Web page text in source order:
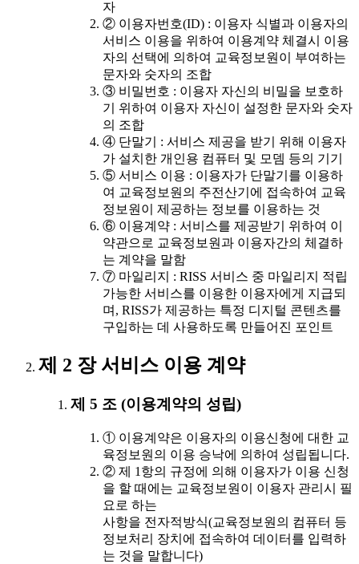
자
② 이용자번호(ID) : 이용자 식별과 이용자의
서비스 이용을 위하여 이용계약 체결시 이용
자의 선택에 의하여 교육정보원이 부여하는
문자와 숫자의 조합
③ 비밀번호 : 이용자 자신의 비밀을 보호하
기 위하여 이용자 자신이 설정한 문자와 숫자
의 조합
④ 단말기 : 서비스 제공을 받기 위해 이용자
가 설치한 개인용 컴퓨터 및 모뎀 등의 기기
⑤ 서비스 이용 : 이용자가 단말기를 이용하
여 교육정보원의 주전산기에 접속하여 교육
정보원이 제공하는 정보를 이용하는 것
⑥ 이용계약 : 서비스를 제공받기 위하여 이
약관으로 교육정보원과 이용자간의 체결하
는 계약을 말함
⑦ 마일리지 : RISS 서비스 중 마일리지 적립
가능한 서비스를 이용한 이용자에게 지급되
며, RISS가 제공하는 특정 디지털 콘텐츠를
구입하는 데 사용하도록 만들어진 포인트
제 2 장 서비스 이용 계약
제 5 조 (이용계약의 성립)
① 이용계약은 이용자의 이용신청에 대한 교
육정보원의 이용 승낙에 의하여 성립됩니다.
② 제 1항의 규정에 의해 이용자가 이용 신청
을 할 때에는 교육정보원이 이용자 관리시 필
요로 하는
사항을 전자적방식(교육정보원의 컴퓨터 등
정보처리 장치에 접속하여 데이터를 입력하
는 것을 말합니다)